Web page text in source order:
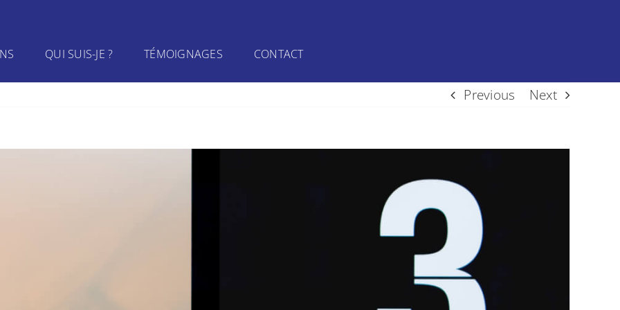
QUI SUIS-JE ? TÉMOIGNAGES CONTACT
Previous Next